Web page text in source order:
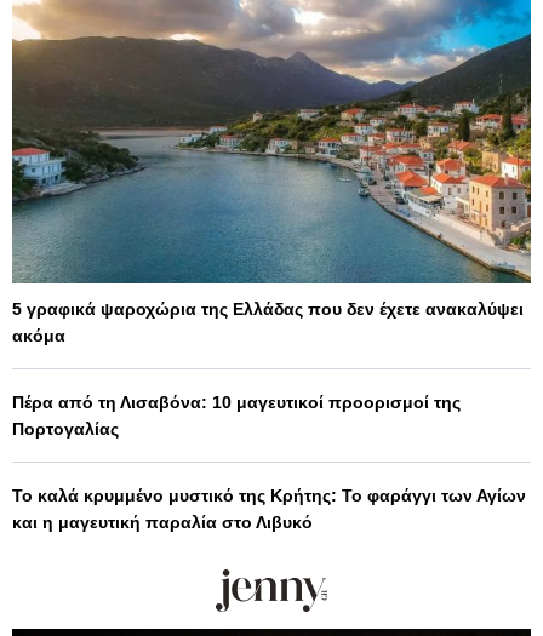
5 γραφικά ψαροχώρια της Ελλάδας που δεν έχετε ανακαλύψει
ακόμα
Πέρα από τη Λισαβόνα: 10 μαγευτικοί προορισμοί της
Πορτογαλίας
Το καλά κρυμμένο μυστικό της Κρήτης: Το φαράγγι των Αγίων
και η μαγευτική παραλία στο Λιβυκό